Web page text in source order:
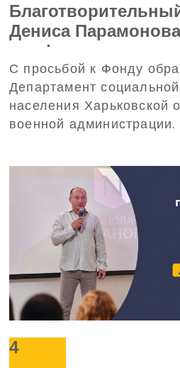
Дениса Парамонова
профинансирует
детей из
на отдых в Польшу
С просьбой к Фонду
Департамент
населения Харьковской
военной администрации.
4